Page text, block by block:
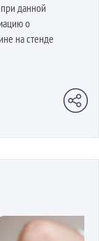
данной
о
на стенде